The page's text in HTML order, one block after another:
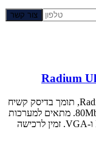
צור קשר
Radium
מקליט NVR מקצועי 8 ערוצים מבית Radium Ultra, תומך בדיסק קשיח
אחד עד 8TB ומציע קצב העברת נתונים של 80Mbps. מתאים למערכות
אבטחה קטנות ובינוניות עם פלטי תצוגה HDMI ו-VGA. זמין לרכישה